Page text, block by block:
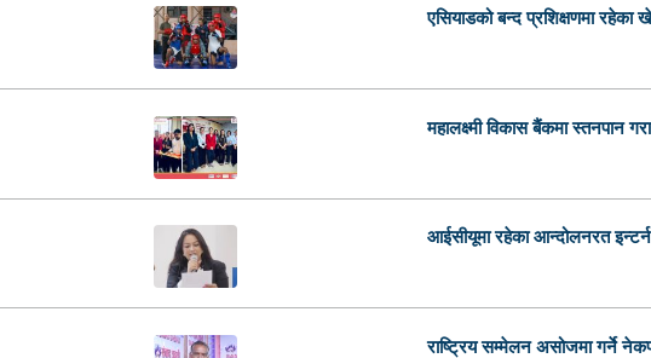
एसियाडको बन्द प्रशिक्षणमा रहेका
महालक्ष्मी विकास बैंकमा स्तनपान
आईसीयूमा रहेका आन्दोलनरत
राष्ट्रिय सम्मेलन असोजमा गर्ने